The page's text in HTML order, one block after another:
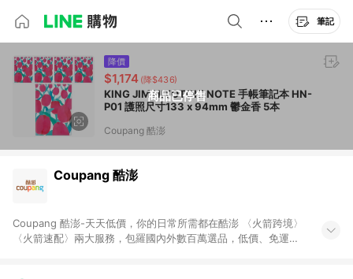
筆記
商品已停售
降價
$1,174 (降$436)
KING JIM HITOTOKI NOTE 手帳筆記本 HN-
P01 護照尺寸133 x 94mm 鬱金香 5本
Coupang 酷澎
Coupang 酷澎
Coupang 酷澎-天天低價，你的日常所需都在酷澎 〈火箭跨境〉
〈火箭速配〉兩大服務，包羅國內外數百萬選品，低價、免運，